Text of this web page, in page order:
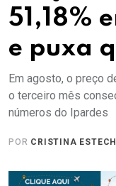
51,18%
e puxa
Em agosto, o preço
o terceiro mês
números do Ipardes
POR CRISTINA